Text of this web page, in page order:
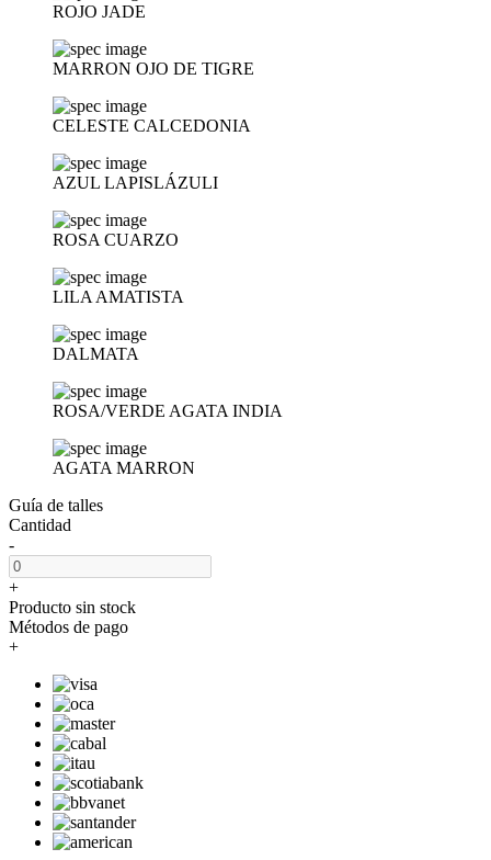
ROJO JADE
MARRON OJO DE TIGRE
CELESTE CALCEDONIA
AZUL LAPISLÁZULI
ROSA CUARZO
LILA AMATISTA
DALMATA
ROSA/VERDE AGATA INDIA
AGATA MARRON
Guía de talles
Cantidad
-
+
Producto sin stock
Métodos de pago
+